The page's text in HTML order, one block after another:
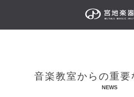
音楽教室からの重要
NEWS